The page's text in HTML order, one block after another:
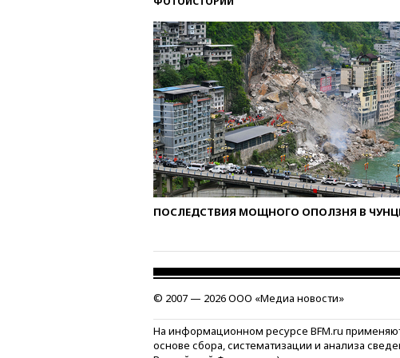
ПОСЛЕДСТВИЯ МОЩНОГО ОПОЛЗНЯ В
© 2007 — 2026 ООО «Медиа новости»
На информационном ресурсе BFM.ru
основе сбора, систематизации и анализа